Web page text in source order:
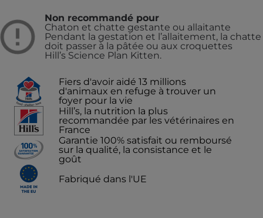
Non recommandé pour
Chaton et chatte gestante ou allaitante
Pendant la gestation et l’allaitement, la chatte
doit passer à la pâtée ou aux croquettes
Hill’s Science Plan Kitten.
Fiers d'avoir aidé 13 millions
d'animaux en refuge à trouver un
foyer pour la vie
Hill’s, la nutrition la plus
recommandée par les vétérinaires en
France
Garantie 100% satisfait ou remboursé
sur la qualité, la consistance et le
goût
Fabriqué dans l'UE